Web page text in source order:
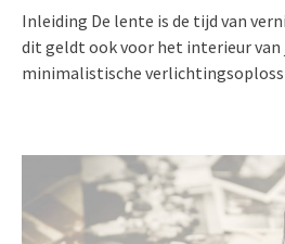
Inleiding De lente is de tijd van
dit geldt ook voor het interieur van
minimalistische